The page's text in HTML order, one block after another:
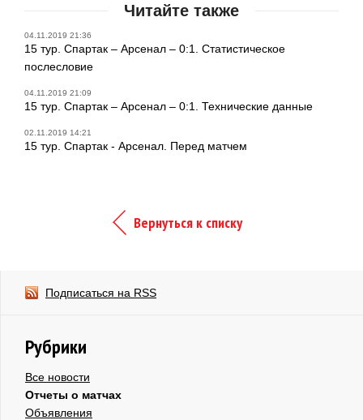
Читайте также
04.11.2019 21:36
15 тур. Спартак – Арсенал – 0:1. Статистическое
послесловие
04.11.2019 21:09
15 тур. Спартак – Арсенал – 0:1. Технические данные
02.11.2019 14:21
15 тур. Спартак - Арсенал. Перед матчем
Вернуться к списку
Подписаться на RSS
Рубрики
Все новости
Отчеты о матчах
Объявления